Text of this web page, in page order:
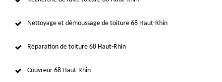
Nettoyage et démoussage de toiture 68 Haut-Rhin
Réparation de toiture 68 Haut-Rhin
Couvreur 68 Haut-Rhin